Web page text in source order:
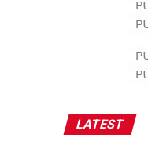
LATEST